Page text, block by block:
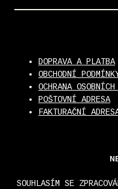
DOPRAVA A PLATBA
OBCHODNÍ
OCHRANA
POŠTOVNÍ ADRESA
FAKTURAČNÍ
SOUHLASÍM SE